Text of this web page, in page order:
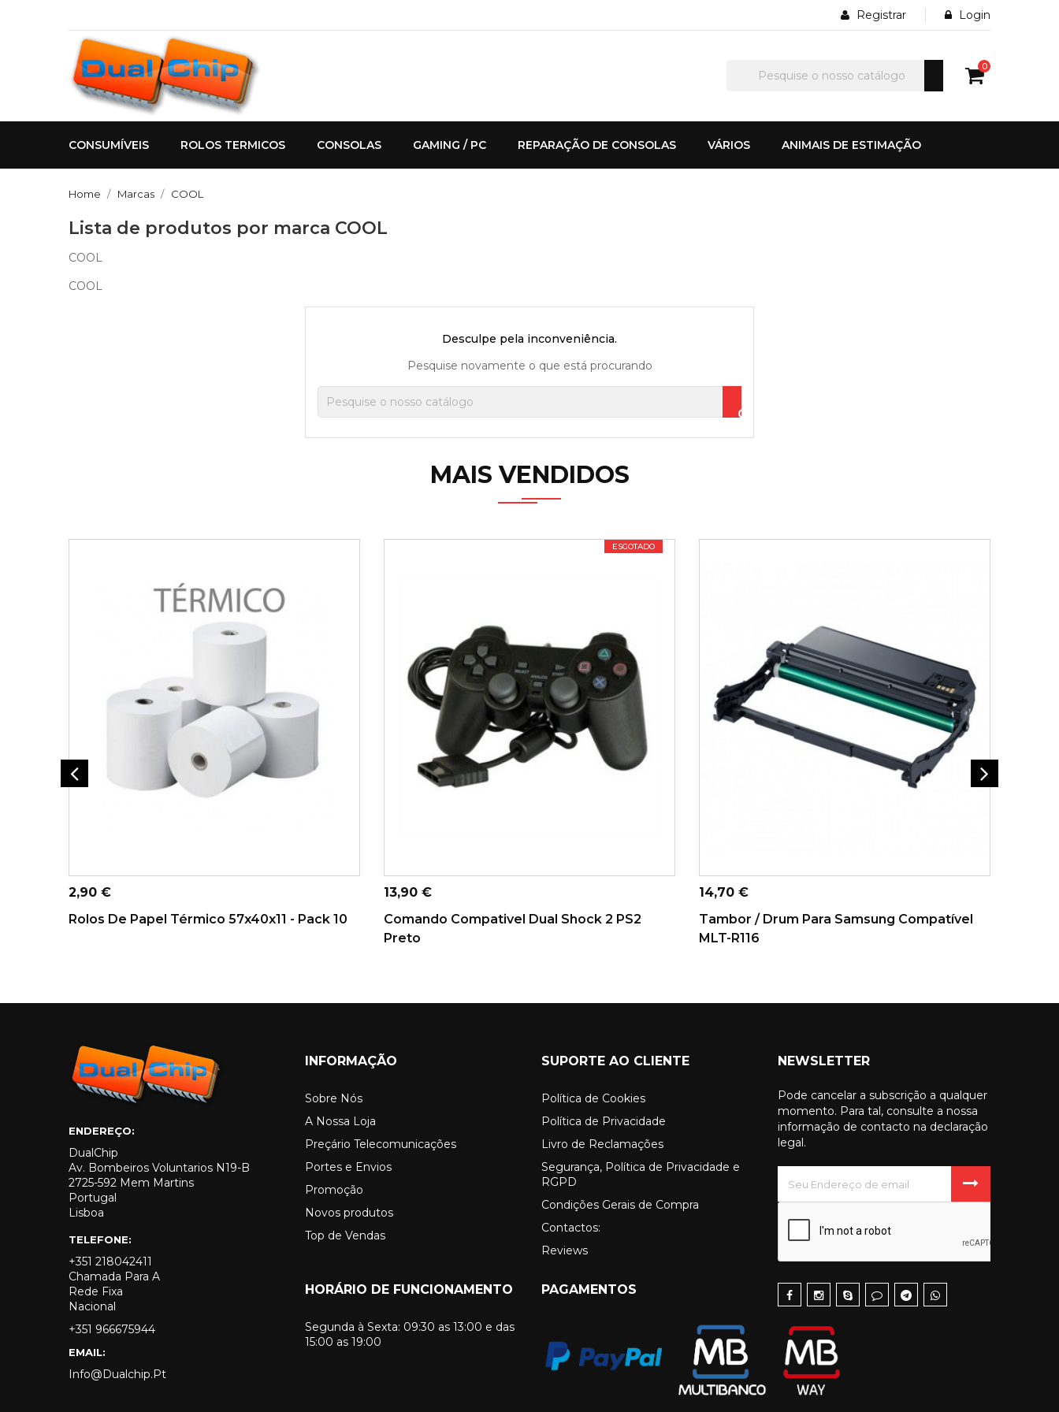
Registrar Login
0
CONSUMÍVEIS ROLOS TERMICOS CONSOLAS GAMING / PC REPARAÇÃO DE CONSOLAS VÁRIOS ANIMAIS DE ESTIMAÇÃO
Home Marcas COOL
Lista de produtos por marca COOL
COOL
COOL
Desculpe pela inconveniência.
Pesquise novamente o que está procurando
MAIS VENDIDOS
ADICIONAR AO CARRINHO
Preço
2,90 €
Rolos De Papel Térmico 57x40x11 - Pack 10
ESGOTADO
ADICIONAR AO CARRINHO
Preço
13,90 €
Comando Compativel Dual Shock 2 PS2
Preto
ADICIONAR AO CARRINHO
Preço
14,70 €
Tambor / Drum Para Samsung Compatível
MLT-R116
ENDEREÇO:
DualChip
Av. Bombeiros Voluntarios N19-B
2725-592 Mem Martins
Portugal
Lisboa
TELEFONE:
+351 218042411
Chamada Para A
Rede Fixa
Nacional
+351 966675944
EMAIL:
Info@dualchip.pt
INFORMAÇÃO
Sobre Nós
A Nossa Loja
Preçário Telecomunicações
Portes e Envios
Promoção
Novos produtos
Top de Vendas
SUPORTE AO CLIENTE
Política de Cookies
Política de Privacidade
Livro de Reclamações
Segurança, Política de Privacidade e
RGPD
Condições Gerais de Compra
Contactos:
Reviews
HORÁRIO DE FUNCIONAMENTO
Segunda à Sexta: 09:30 as 13:00 e das
15:00 as 19:00
PAGAMENTOS
NEWSLETTER
Pode cancelar a subscrição a qualquer
momento. Para tal, consulte a nossa
informação de contacto na declaração
legal.